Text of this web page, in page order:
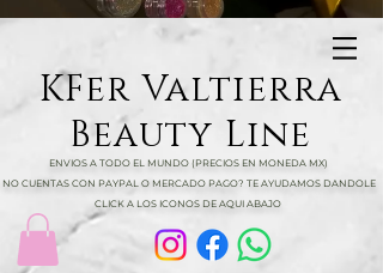
KFer Valtierra
Beauty Line
ENVIOS A TODO EL MUNDO (PRECIOS EN MONEDA MX)
NO CUENTAS CON PAYPAL O MERCADO PAGO? TE AYUDAMOS DANDOLE
CLICK A LOS ICONOS DE AQUI ABAJO